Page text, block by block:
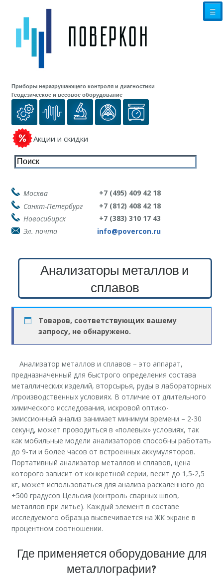
Приборы неразрушающего контроля и диагностики
Геодезическое и весовое оборудование
Акции и скидки
☰
Москва
+7 (495) 409 42 18
Санкт-Петербург
+7 (812) 408 42 18
Новосибирск
+7 (383) 310 17 43
Эл. почта
info@povercon.ru
Анализаторы металлов и
сплавов
Товаров, соответствующих вашему
запросу, не обнаружено.
Анализатор металлов и сплавов – это аппарат,
предназначенный для быстрого определения состава
металлических изделий, вторсырья, руды в лабораторных
/производственных условиях. В отличие от длительного
химического исследования, искровой оптико-
эмиссионный анализ занимает минимум времени – 2-30
секунд, может проводиться в «полевых» условиях, так
как мобильные модели анализаторов способны работать
до 9-ти и более часов от встроенных аккумуляторов.
Портативный анализатор металлов и сплавов, цена
которого зависит от конкретной серии, весит до 1,5-2,5
кг, может использоваться для анализа раскаленного до
+500 градусов Цельсия (контроль сварных швов,
металлов при литье). Каждый элемент в составе
исследуемого образца высвечивается на ЖК экране в
процентном соотношении.
Где применяется оборудование для
металлографии?